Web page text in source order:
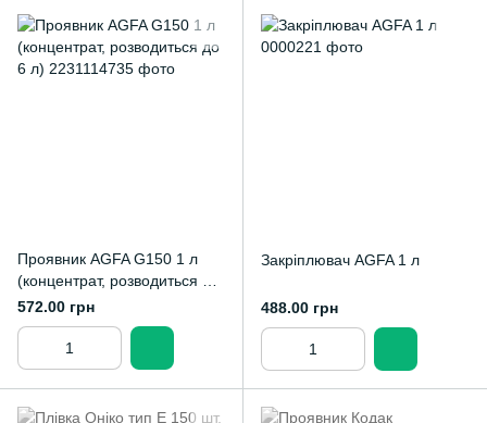
Проявник AGFA G150 1 л
(концентрат, розводиться до
6 л)
572.00 грн
Закріплювач AGFA 1 л
488.00 грн